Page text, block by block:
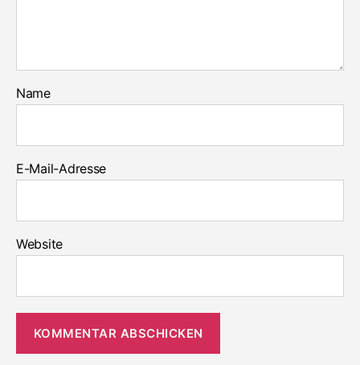
Name
E-Mail-Adresse
Website